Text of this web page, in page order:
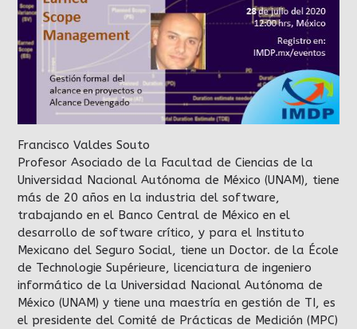
Francisco Valdes Souto
Profesor Asociado de la Facultad de Ciencias de la
Universidad Nacional Autónoma de México (UNAM), tiene
más de 20 años en la industria del software,
trabajando en el Banco Central de México en el
desarrollo de software crítico, y para el Instituto
Mexicano del Seguro Social, tiene un Doctor. de la École
de Technologie Supérieure, licenciatura de ingeniero
informático de la Universidad Nacional Autónoma de
México (UNAM) y tiene una maestría en gestión de TI, es
el presidente del Comité de Prácticas de Medición (MPC)